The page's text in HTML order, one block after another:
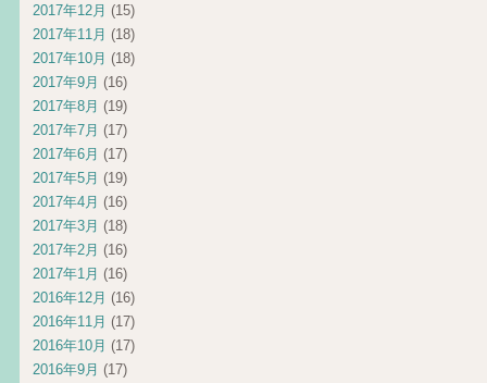
2017年12月 (15)
2017年11月 (18)
2017年10月 (18)
2017年9月 (16)
2017年8月 (19)
2017年7月 (17)
2017年6月 (17)
2017年5月 (19)
2017年4月 (16)
2017年3月 (18)
2017年2月 (16)
2017年1月 (16)
2016年12月 (16)
2016年11月 (17)
2016年10月 (17)
2016年9月 (17)